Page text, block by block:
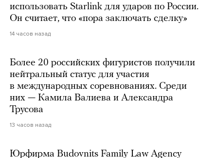
использовать Starlink для ударов по России.
Он считает, что «пора заключать сделку»
14 часов назад
Более 20 российских фигуристов получили
нейтральный статус для участия
в международных соревнованиях. Среди
них — Камила Валиева и Александра
Трусова
13 часов назад
Юрфирма Budovnits Family Law Agency